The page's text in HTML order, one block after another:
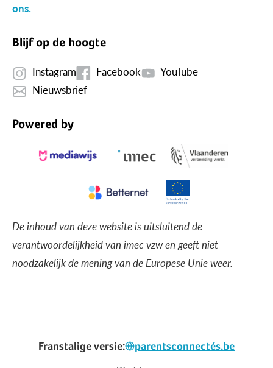
ons.
Blijf op de hoogte
Instagram Facebook
YouTube
Nieuwsbrief
Powered by
De inhoud van deze website is uitsluitend de
verantwoordelijkheid van imec vzw en geeft niet
noodzakelijk de mening van de Europese Unie weer.
Franstalige versie: parentsconnectés.be